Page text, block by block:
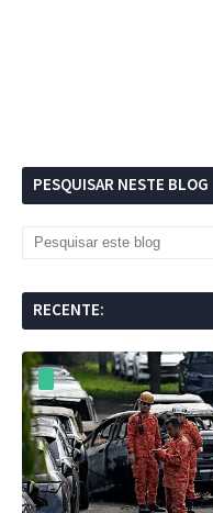
PESQUISAR NESTE BLOG
RECENTE: